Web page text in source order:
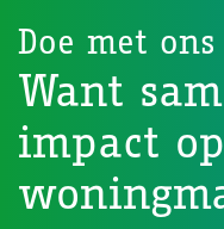
Doe met ons
Want
impact